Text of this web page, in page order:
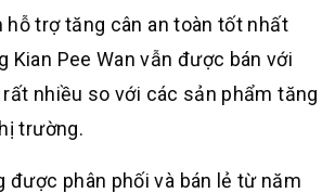
hỗ trợ tăng cân an toàn tốt nhất
Kian Pee Wan vẫn được bán với
nhiều so với các sản phẩm tăng
trường.
được phân phối và bán lẻ từ năm